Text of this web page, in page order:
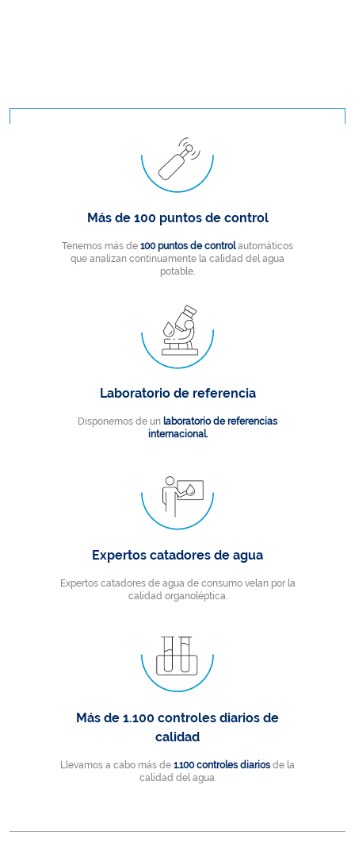
Más de 100 puntos de control
Tenemos más de 100 puntos de controlautomáticos
que analizan continuamente la calidad del agua
potable.
Laboratorio de referencia
Disponemos de un laboratorio de referencias
internacional.
Expertos catadores de agua
Expertos catadores de agua de consumo velan por la
calidad organoléptica.
Más de 1.100 controles diarios de
calidad
Llevamos a cabo más de 1.100 controles diarios de la
calidad del agua.